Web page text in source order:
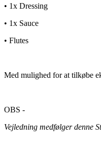
• 1x Dressing
• 1x Sauce
• Flutes
Med mulighed for at tilkøbe
OBS -
Vejledning medfølger denne